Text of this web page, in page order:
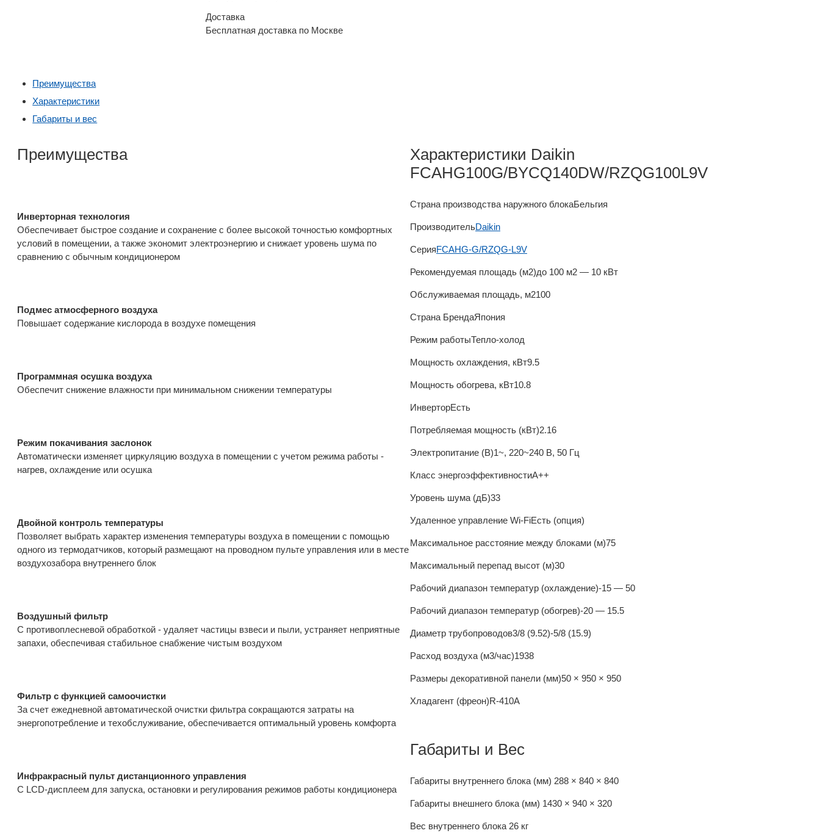
Доставка
Бесплатная доставка по Москве
Преимущества
Характеристики
Габариты и вес
Преимущества
Инверторная технология
Обеспечивает быстрое создание и сохранение с более высокой точностью комфортных
условий в помещении, а также экономит электроэнергию и снижает уровень шума по
сравнению с обычным кондиционером
Подмес атмосферного воздуха
Повышает содержание кислорода в воздухе помещения
Программная осушка воздуха
Обеспечит снижение влажности при минимальном снижении температуры
Режим покачивания заслонок
Автоматически изменяет циркуляцию воздуха в помещении с учетом режима работы -
нагрев, охлаждение или осушка
Двойной контроль температуры
Позволяет выбрать характер изменения температуры воздуха в помещении с помощью
одного из термодатчиков, который размещают на проводном пульте управления или в месте
воздухозабора внутреннего блок
Воздушный фильтр
С противоплесневой обработкой - удаляет частицы взвеси и пыли, устраняет неприятные
запахи, обеспечивая стабильное снабжение чистым воздухом
Фильтр с функцией самоочистки
За счет ежедневной автоматической очистки фильтра сокращаются затраты на
энергопотребление и техобслуживание, обеспечивается оптимальный уровень комфорта
Инфракрасный пульт дистанционного управления
С LCD-дисплеем для запуска, остановки и регулирования режимов работы кондиционера
Характеристики Daikin
FCAHG100G/BYCQ140DW/RZQG100L9V
Страна производства наружного блокаБельгия
ПроизводительDaikin
СерияFCAHG-G/RZQG-L9V
Рекомендуемая площадь (м2)до 100 м2 — 10 кВт
Обслуживаемая площадь, м2100
Страна БрендаЯпония
Режим работыТепло-холод
Мощность охлаждения, кВт9.5
Мощность обогрева, кВт10.8
ИнверторЕсть
Потребляемая мощность (кВт)2.16
Электропитание (В)1~, 220~240 В, 50 Гц
Класс энергоэффективностиA++
Уровень шума (дБ)33
Удаленное управление Wi-FiЕсть (опция)
Максимальное расстояние между блоками (м)75
Максимальный перепад высот (м)30
Рабочий диапазон температур (охлаждение)-15 — 50
Рабочий диапазон температур (обогрев)-20 — 15.5
Диаметр трубопроводов3/8 (9.52)-5/8 (15.9)
Расход воздуха (м3/час)1938
Размеры декоративной панели (мм)50 × 950 × 950
Хладагент (фреон)R-410A
Габариты и Вес
Габариты внутреннего блока (мм) 288 × 840 × 840
Габариты внешнего блока (мм) 1430 × 940 × 320
Вес внутреннего блока 26 кг